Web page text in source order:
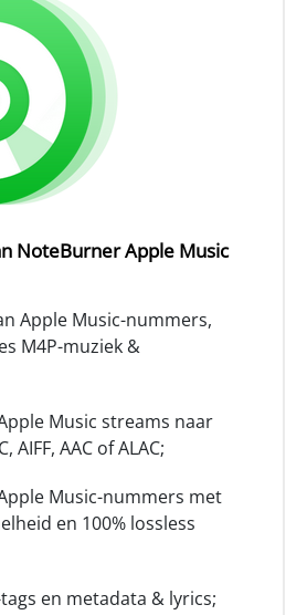
NoteBurner Apple Music
Apple Music-nummers,
M4P-muziek &
Music streams naar
AIFF, AAC of ALAC;
Music-nummers met
en 100% lossless
en metadata & lyrics;